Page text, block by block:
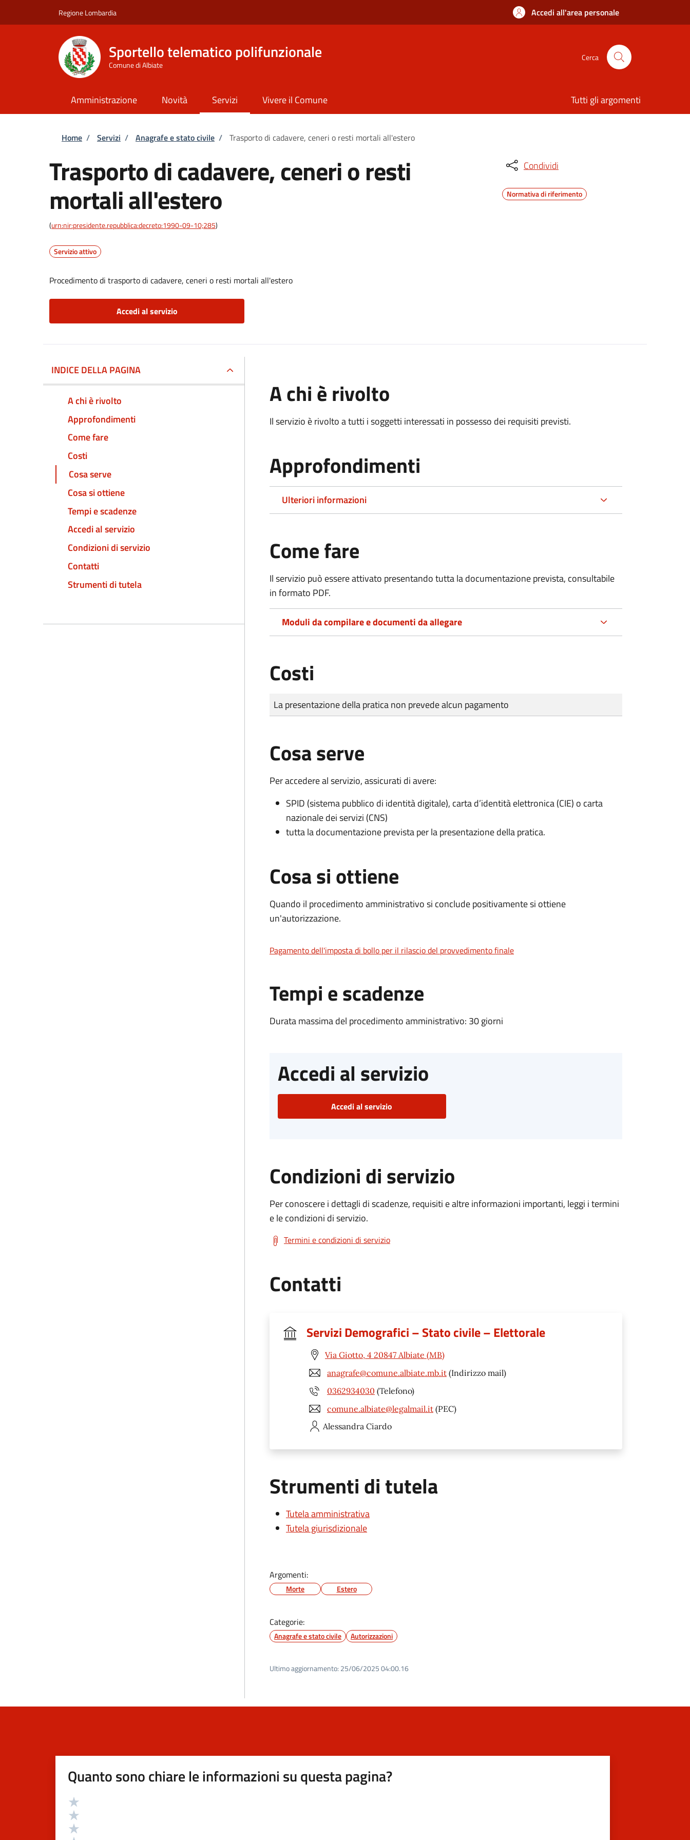
Regione Lombardia Accedi all'area personale
Sportello telematico polifunzionale
Comune di Albiate
Cerca
Amministrazione Novità Servizi Vivere il Comune Tutti gli argomenti
Briciole di pane
Home / Servizi / Anagrafe e stato civile / Trasporto di cadavere, ceneri o resti mortali all'estero
Trasporto di cadavere, ceneri o resti
mortali all'estero
(urn:nir:presidente.repubblica:decreto:1990-09-10;285)
Servizio attivo
Procedimento di trasporto di cadavere, ceneri o resti mortali all'estero
Accedi al servizio
Condividi
Normativa di riferimento
INDICE DELLA PAGINA
A chi è rivolto
Approfondimenti
Come fare
Costi
Cosa serve
Cosa si ottiene
Tempi e scadenze
Accedi al servizio
Condizioni di servizio
Contatti
Strumenti di tutela
A chi è rivolto
Il servizio è rivolto a tutti i soggetti interessati in possesso dei requisiti previsti.
Approfondimenti
Ulteriori informazioni
Come fare
Il servizio può essere attivato presentando tutta la documentazione prevista, consultabile
in formato PDF.
Moduli da compilare e documenti da allegare
Costi
Tipo di pagamento
Importo
La presentazione della pratica non prevede alcun pagamento
Cosa serve
Per accedere al servizio, assicurati di avere:
SPID (sistema pubblico di identità digitale), carta d’identità elettronica (CIE) o carta
nazionale dei servizi (CNS)
tutta la documentazione prevista per la presentazione della pratica.
Cosa si ottiene
Quando il procedimento amministrativo si conclude positivamente si ottiene
un'autorizzazione.
Pagamento dell'imposta di bollo per il rilascio del provvedimento finale
Tempi e scadenze
Durata massima del procedimento amministrativo: 30 giorni
Accedi al servizio
Accedi al servizio
Condizioni di servizio
Per conoscere i dettagli di scadenze, requisiti e altre informazioni importanti, leggi i termini
e le condizioni di servizio.
Termini e condizioni di servizio
Contatti
Servizi Demografici – Stato civile – Elettorale
Via Giotto, 4 20847 Albiate (MB)
anagrafe@comune.albiate.mb.it (Indirizzo mail)
0362934030 (Telefono)
comune.albiate@legalmail.it (PEC)
Alessandra Ciardo
Strumenti di tutela
Tutela amministrativa
Tutela giurisdizionale
Argomenti:
Morte Estero
Categorie:
Anagrafe e stato civile Autorizzazioni
Ultimo aggiornamento: 25/06/2025 04:00.16
Quanto sono chiare le informazioni su questa pagina?
Valutazione